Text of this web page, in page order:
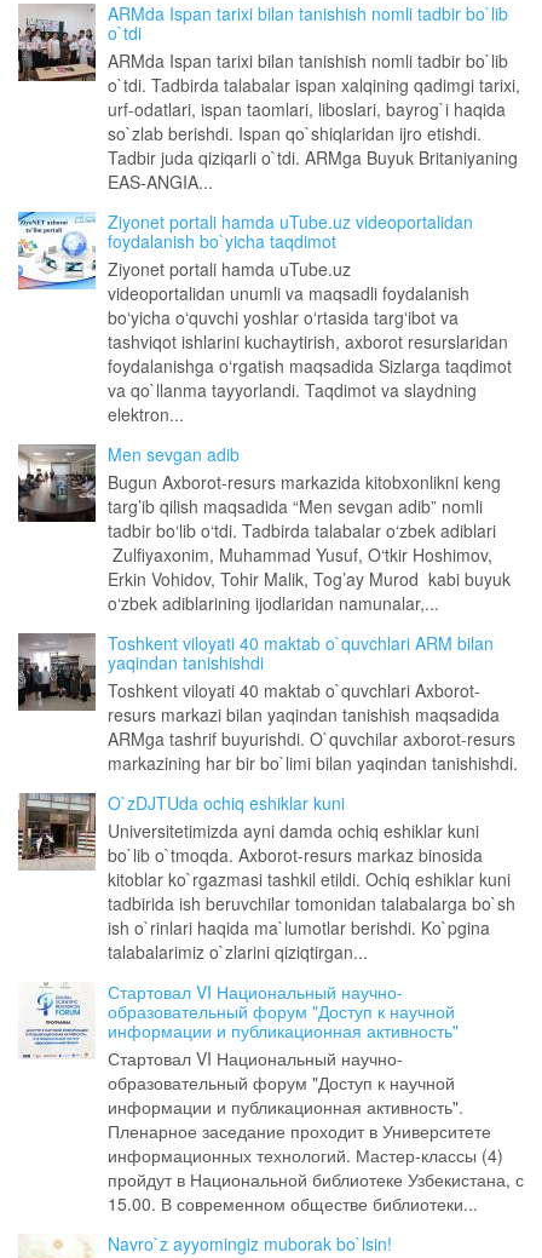
ARMda Ispan tarixi bilan tanishish nomli tadbir bo`lib
o`tdi
ARMda Ispan tarixi bilan tanishish nomli tadbir bo`lib
o`tdi. Tadbirda talabalar ispan xalqining qadimgi tarixi,
urf-odatlari, ispan taomlari, liboslari, bayrog`i haqida
so`zlab berishdi. Ispan qo`shiqlaridan ijro etishdi.
Tadbir juda qiziqarli o`tdi. ARMga Buyuk Britaniyaning
EAS-ANGIA...
Ziyonet portali hamda uTube.uz videoportalidan
foydalanish bo`yicha taqdimot
Ziyonet portali hamda uTube.uz
videoportalidan unumli va maqsadli foydalanish
boʻyicha oʻquvchi yoshlar oʻrtasida targʻibot va
tashviqot ishlarini kuchaytirish, axborot resurslaridan
foydalanishga oʻrgatish maqsadida Sizlarga taqdimot
va qo`llanma tayyorlandi. Taqdimot va slaydning
elektron...
Men sevgan adib
Bugun Axborot-resurs markazida kitobxonlikni keng
targ’ib qilish maqsadida “Men sevgan adib” nomli
tadbir bo‘lib o‘tdi. Tadbirda talabalar o‘zbek adiblari
Zulfiyaxonim, Muhammad Yusuf, O‘tkir Hoshimov,
Erkin Vohidov, Tohir Malik, Tog’ay Murod kabi buyuk
o‘zbek adiblarining ijodlaridan namunalar,...
Toshkent viloyati 40 maktab o`quvchlari ARM bilan
yaqindan tanishishdi
Toshkent viloyati 40 maktab o`quvchlari Axborot-
resurs markazi bilan yaqindan tanishish maqsadida
ARMga tashrif buyurishdi. O`quvchilar axborot-resurs
markazining har bir bo`limi bilan yaqindan tanishishdi.
O`zDJTUda ochiq eshiklar kuni
Universitetimizda ayni damda ochiq eshiklar kuni
bo`lib o`tmoqda. Axborot-resurs markaz binosida
kitoblar ko`rgazmasi tashkil etildi. Ochiq eshiklar kuni
tadbirida ish beruvchilar tomonidan talabalarga bo`sh
ish o`rinlari haqida ma`lumotlar berishdi. Ko`pgina
talabalarimiz o`zlarini qiziqtirgan...
Стартовал VI Национальный научно-
образовательный форум "Доступ к научной
информации и публикационная активность"
Стартовал VI Национальный научно-
образовательный форум "Доступ к научной
информации и публикационная активность".
Пленарное заседание проходит в Университете
информационных технологий. Мастер-классы (4)
пройдут в Национальной библиотеке Узбекистана, с
15.00. В современном обществе библиотеки...
Navro`z ayyomingiz muborak bo`lsin!